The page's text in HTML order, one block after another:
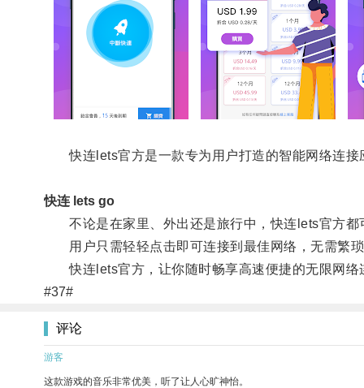
快连lets官方是一款专为用户打造的智能网络连接
快连 lets go
不论是在家里、外出还是旅行中，快连lets官方都
用户只需轻轻点击即可连接到最佳网络，无需繁
快连lets官方，让你随时畅享高速便捷的无限网络
#37#
评论
游客
这款游戏的音乐非常优美，听了让人心旷神怡。